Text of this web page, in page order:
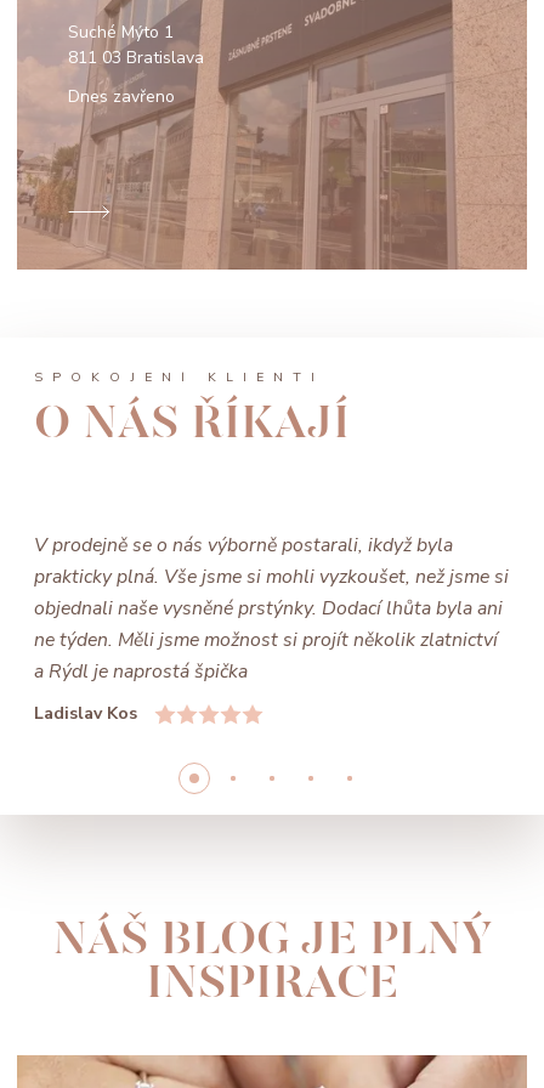
Suché Mýto 1
811 03 Bratislava
Dnes zavřeno
SPOKOJENÍ KLIENTI
O NÁS ŘÍKAJÍ
V prodejně se o nás výborně postarali, ikdyž byla
prakticky plná. Vše jsme si mohli vyzkoušet, než jsme si
objednali naše vysněné prstýnky. Dodací lhůta byla ani
ne týden. Měli jsme možnost si projít několik zlatnictví
a Rýdl je naprostá špička
Ladislav Kos
NÁŠ BLOG JE PLNÝ
INSPIRACE